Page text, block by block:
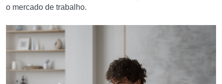
o mercado de trabalho.